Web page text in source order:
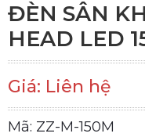
ĐÈN SÂN
HEAD LED
Giá: Liên hệ
Mã: ZZ-M-150M